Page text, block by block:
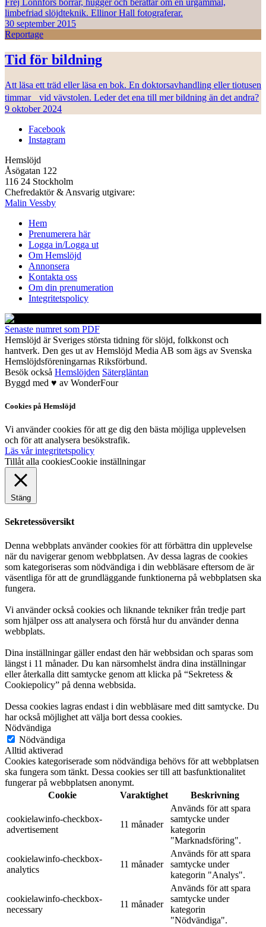
limbefriad slöjdteknik. Ellinor Hall fotograferar.
30 september 2015
Reportage
Tid för bildning
Att läsa ett träd eller läsa en bok. En doktorsavhandling eller tiotusen
timmar vid vävstolen. Leder det ena till mer bildning än det andra?
9 oktober 2024
Facebook
Instagram
Hemslöjd
Åsögatan 122
116 24 Stockholm
Chefredaktör & Ansvarig utgivare:
Malin Vessby
Hem
Prenumerera här
Logga in/Logga ut
Om Hemslöjd
Annonsera
Kontakta oss
Om din prenumeration
Integritetspolicy
Senaste numret som PDF
Hemslöjd är Sveriges största tidning för slöjd, folkkonst och
hantverk. Den ges ut av Hemslöjd Media AB som ägs av Svenska
Hemslöjdsföreningarnas Riksförbund.
Besök också Hemslöjden Sätergläntan
Byggd med ♥ av WonderFour
Cookies på Hemslöjd
Vi använder cookies för att ge dig den bästa möjliga upplevelsen
och för att analysera besökstrafik.
Läs vår integritetspolicy
Tillåt alla cookiesCookie inställningar
Stäng
Sekretessöversikt
Denna webbplats använder cookies för att förbättra din upplevelse
när du navigerar genom webbplatsen. Av dessa lagras de cookies
som kategoriseras som nödvändiga i din webbläsare eftersom de är
väsentliga för att de grundläggande funktionerna på webbplatsen ska
fungera.
Vi använder också cookies och liknande tekniker från tredje part
som hjälper oss att analysera och förstå hur du använder denna
webbplats.
Dina inställningar gäller endast den här webbsidan och sparas som
längst i 11 månader. Du kan närsomhelst ändra dina inställningar
eller återkalla ditt samtycke genom att klicka på “Sekretess &
Cookiepolicy” på denna webbsida.
Dessa cookies lagras endast i din webbläsare med ditt samtycke. Du
har också möjlighet att välja bort dessa cookies.
Nödvändiga
Nödvändiga
Alltid aktiverad
Cookies kategoriserade som nödvändiga behövs för att webbplatsen
ska fungera som tänkt. Dessa cookies ser till att basfunktionalitet
fungerar på webbplatsen anonymt.
Cookie
Varaktighet Beskrivning
cookielawinfo-checkbox-
advertisement
11 månader
Används för att spara
samtycke under
kategorin
"Marknadsföring".
cookielawinfo-checkbox-
analytics
11 månader
Används för att spara
samtycke under
kategorin "Analys".
cookielawinfo-checkbox-
necessary
11 månader
Används för att spara
samtycke under
kategorin
"Nödvändiga".